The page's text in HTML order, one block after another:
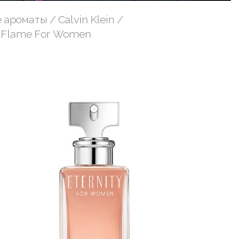
ароматы
Calvin Klein
For Women